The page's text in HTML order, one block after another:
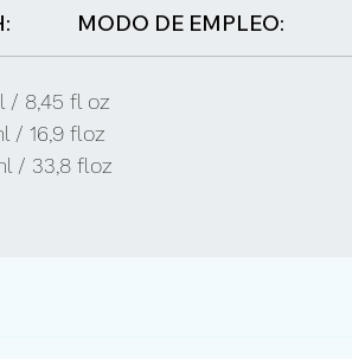
MODO DE EMPLEO:
/ 8,45 fl oz
/ 16,9 floz
/ 33,8 floz